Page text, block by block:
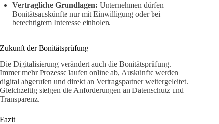
Vertragliche Grundlagen: Unternehmen dürfen
Bonitätsauskünfte nur mit Einwilligung oder bei
berechtigtem Interesse einholen.
Zukunft der Bonitätsprüfung
Die Digitalisierung verändert auch die Bonitätsprüfung.
Immer mehr Prozesse laufen online ab, Auskünfte werden
digital abgerufen und direkt an Vertragspartner weitergeleitet.
Gleichzeitig steigen die Anforderungen an Datenschutz und
Transparenz.
Fazit